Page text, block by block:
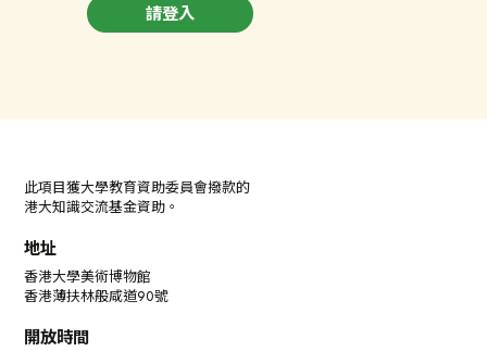
請登入
此項目獲大學教育資助委員會撥款的
港大知識交流基金資助。
地址
香港大學美術博物館
香港薄扶林般咸道90號
開放時間